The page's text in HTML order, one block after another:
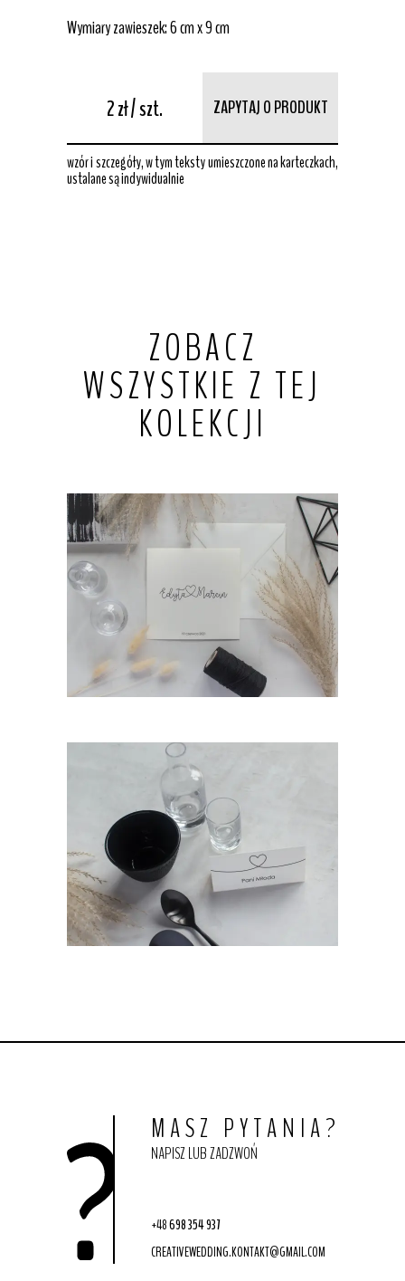
Wymiary zawieszek: 6 cm x 9 cm
2 zł / szt. ZAPYTAJ O PRODUKT
wzór i szczegóły, w tym teksty umieszczone na karteczkach,
ustalane są indywidualnie
ZOBACZ
WSZYSTKIE Z TEJ
KOLEKCJI
MASZ PYTANIA?
NAPISZ LUB ZADZWOŃ
+48698 354 937
CREATIVEWEDDING.KONTAKT@GMAIL.COM